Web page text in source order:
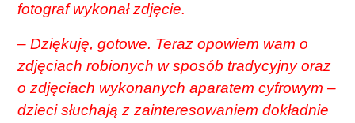
fotograf wykonał zdjęcie.
– Dziękuję, gotowe. Teraz opowiem wam o
zdjęciach robionych w sposób tradycyjny oraz
o zdjęciach wykonanych aparatem cyfrowym –
dzieci słuchają z zainteresowaniem dokładnie